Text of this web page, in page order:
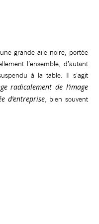
grande aile noire, portée
l’ensemble, d’autant
à la table. Il s’agit
radicalement de l’image
d’entreprise, bien souvent